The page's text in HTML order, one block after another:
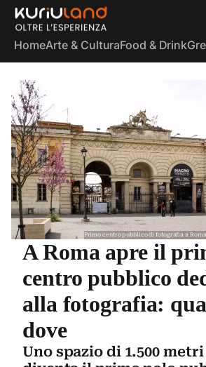
HomeArte & CulturaFood & Drink
Primo centro pubblico di fotografia a
A Roma apre il
centro pubblico
alla fotografia:
dove
Uno spazio di 1.500